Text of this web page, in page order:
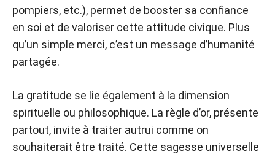
pompiers, etc.), permet de booster sa confiance
en soi et de valoriser cette attitude civique. Plus
qu’un simple merci, c’est un message d’humanité
partagée.
La gratitude se lie également à la dimension
spirituelle ou philosophique. La règle d’or, présente
partout, invite à traiter autrui comme on
souhaiterait être traité. Cette sagesse universelle